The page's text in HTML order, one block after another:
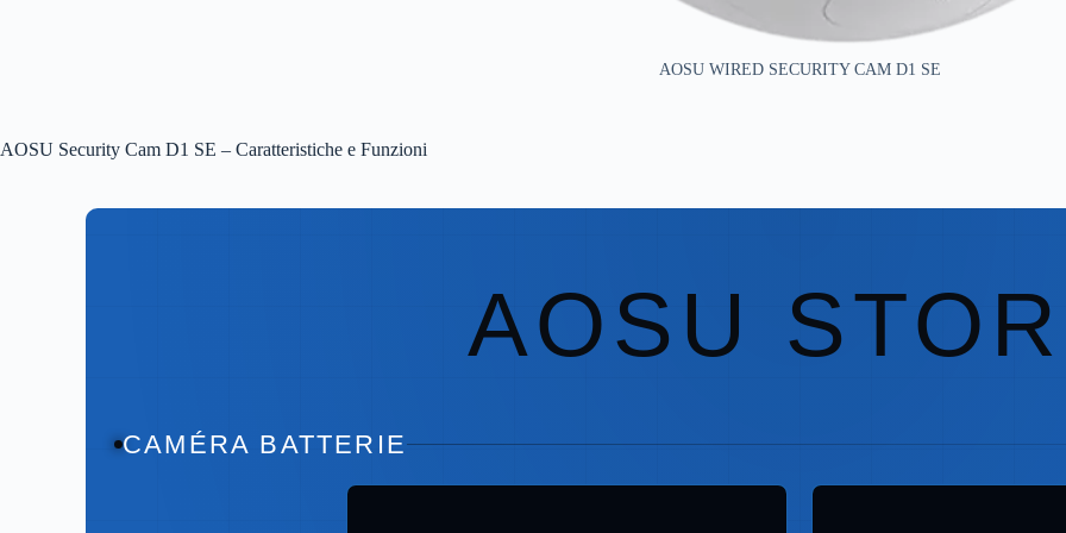
AOSU WIRED SECURITY CAM D1 SE
AOSU Security Cam D1 SE – Caratteristiche e Funzioni
AOSU
CAMÉRA BATTERIE